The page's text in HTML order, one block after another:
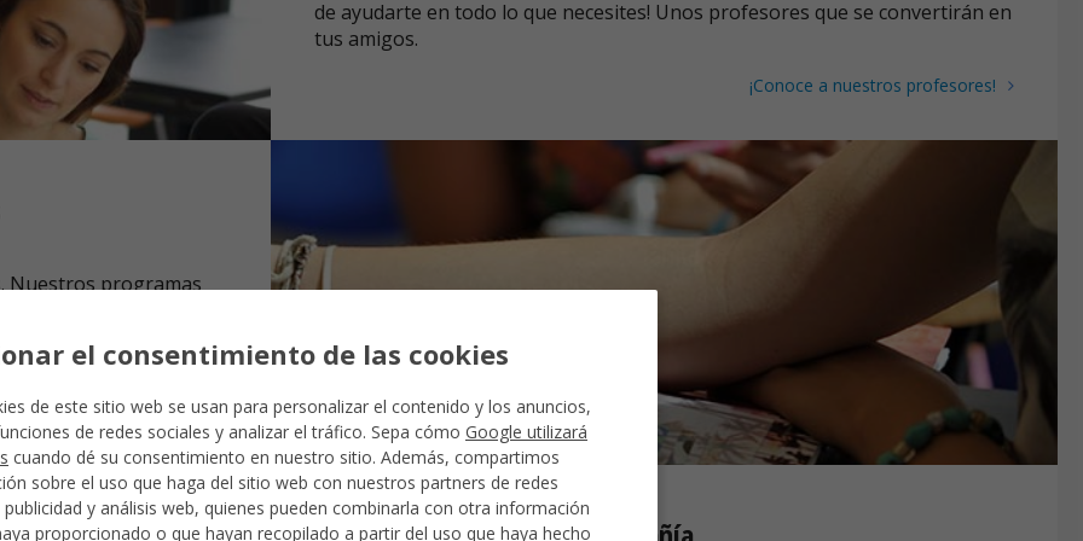
de ayudarte en todo lo que necesites! Unos profesores que se convertirán en
tus amigos.
¡Conoce a nuestros profesores!
Nuestros programas
conjunto de lecciones:
cultura e historia, todo
el mundo.
30 programas de español!
el consentimiento de las cookies
de este sitio web se usan para personalizar el contenido y los anuncios,
de redes sociales y analizar el tráfico. Sepa cómo Google utilizará
cuando dé su consentimiento en nuestro sitio. Además, compartimos
sobre el uso que haga del sitio web con nuestros partners de redes
publicidad y análisis web, quienes pueden combinarla con otra información
proporcionado o que hayan recopilado a partir del uso que haya hecho